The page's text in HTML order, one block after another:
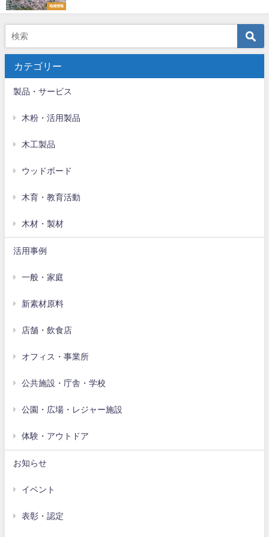
地域情報
カテゴリー
製品・サービス
木粉・活用製品
木工製品
ウッドボード
木育・教育活動
木材・製材
活用事例
一般・家庭
新素材原料
店舗・飲食店
オフィス・事業所
公共施設・庁舎・学校
公園・広場・レジャー施設
体験・アウトドア
お知らせ
イベント
表彰・認定